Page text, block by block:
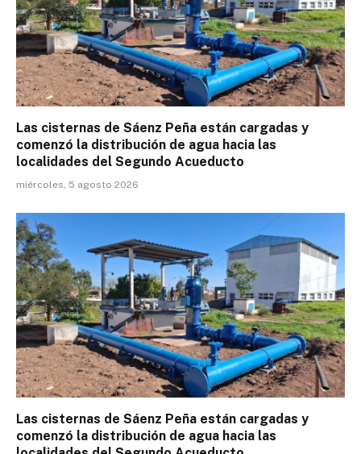
Las cisternas de Sáenz Peña están cargadas y
comenzó la distribución de agua hacia las
localidades del Segundo Acueducto
miércoles, 5 agosto 2026
Las cisternas de Sáenz Peña están cargadas y
comenzó la distribución de agua hacia las